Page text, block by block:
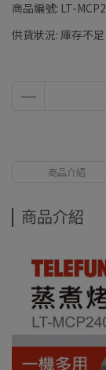
商品編號: LT-
供貨狀況: 庫存不足
商品介紹
商品介紹